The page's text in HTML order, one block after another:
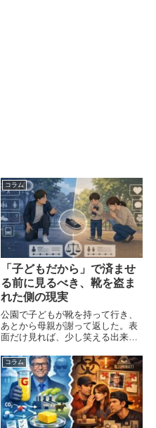
コラム
「子どもだから」で済ませ
る前に見るべき、靴を盗ま
れた側の現実
公園で子どもが靴を持って行き、
あとから母親が謝って返した。表
面だけ見れば、少し笑える出来事
初に見るべきなのは「泣いていた
子ども」ではなく、「片方の靴を
失って困った大人」のほうだ。盗
まれた公園に戻ったら号泣してる
コラム